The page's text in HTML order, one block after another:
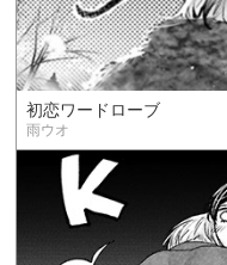
初恋ワードローブ
雨ウオ